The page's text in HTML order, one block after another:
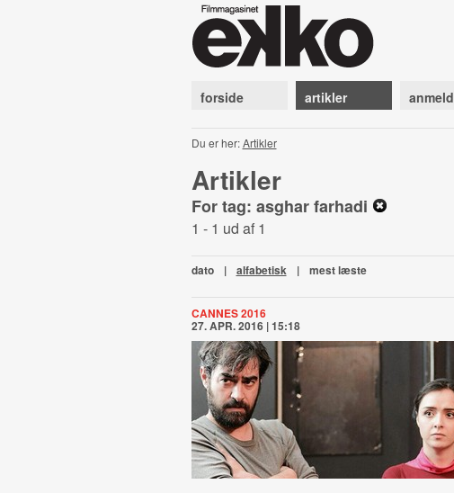
forside artikler
Du er her:Artikler
Artikler
For tag: asghar farhadi
1 - 1 ud af 1
dato | alfabetisk | mest læste
CANNES 2016
27. APR. 2016 | 15:18